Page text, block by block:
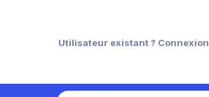
Utilisateur existant ? Connexion